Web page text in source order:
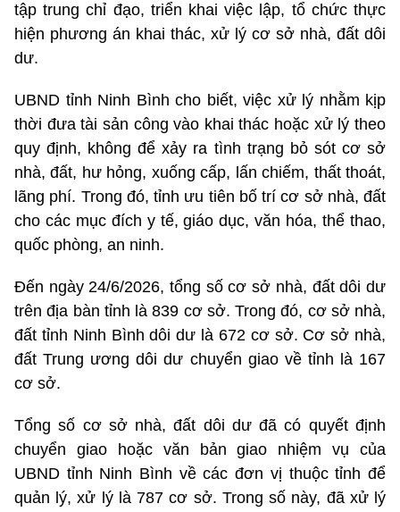
tập trung chỉ đạo, triển khai việc lập, tổ chức thực
hiện phương án khai thác, xử lý cơ sở nhà, đất dôi
dư.
UBND tỉnh Ninh Bình cho biết, việc xử lý nhằm kịp
thời đưa tài sản công vào khai thác hoặc xử lý theo
quy định, không để xảy ra tình trạng bỏ sót cơ sở
nhà, đất, hư hỏng, xuống cấp, lấn chiếm, thất thoát,
lãng phí. Trong đó, tỉnh ưu tiên bố trí cơ sở nhà, đất
cho các mục đích y tế, giáo dục, văn hóa, thể thao,
quốc phòng, an ninh.
Đến ngày 24/6/2026, tổng số cơ sở nhà, đất dôi dư
trên địa bàn tỉnh là 839 cơ sở. Trong đó, cơ sở nhà,
đất tỉnh Ninh Bình dôi dư là 672 cơ sở. Cơ sở nhà,
đất Trung ương dôi dư chuyển giao về tỉnh là 167
cơ sở.
Tổng số cơ sở nhà, đất dôi dư đã có quyết định
chuyển giao hoặc văn bản giao nhiệm vụ của
UBND tỉnh Ninh Bình về các đơn vị thuộc tỉnh để
quản lý, xử lý là 787 cơ sở. Trong số này, đã xử lý